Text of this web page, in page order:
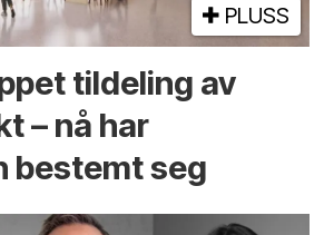
PLUSS
tildeling av
– nå har
bestemt seg